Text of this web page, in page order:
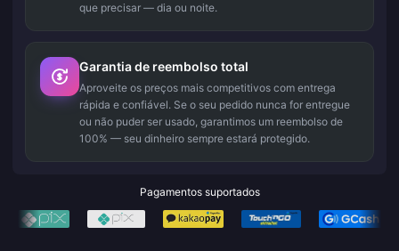
que precisar — dia ou noite.
Garantia de reembolso total
Aproveite os preços mais competitivos com entrega
rápida e confiável. Se o seu pedido nunca for entregue
ou não puder ser usado, garantimos um reembolso de
100% — seu dinheiro sempre estará protegido.
Pagamentos suportados